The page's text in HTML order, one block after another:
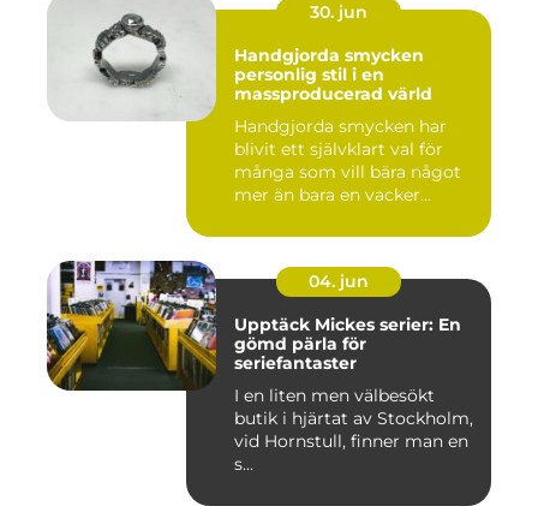
30. jun
Handgjorda smycken
personlig stil i en
massproducerad värld
Handgjorda smycken har
blivit ett självklart val för
många som vill bära något
mer än bara en vacker...
04. jun
Upptäck Mickes serier: En
gömd pärla för
seriefantaster
I en liten men välbesökt
butik i hjärtat av Stockholm,
vid Hornstull, finner man en
s...